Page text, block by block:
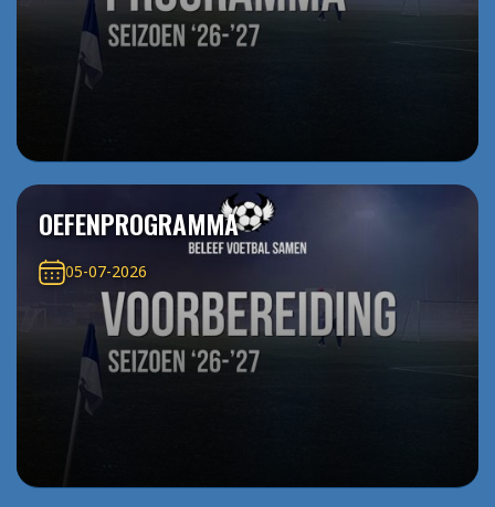
OEFENPROGRAMMA
05-07-2026